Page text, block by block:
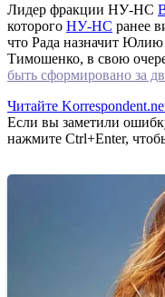
Лидер фракции НУ-НС
которого НУ-НС ранее
что Рада назначит
Тимошенко, в свою
быть сформировано за
Читайте
Если вы заметили
нажмите Ctrl+Enter,